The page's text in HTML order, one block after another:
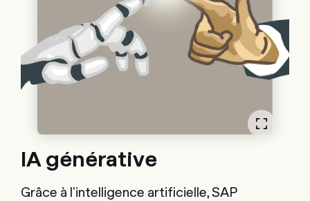
IA générative
Grâce à l'intelligence artificielle, SAP